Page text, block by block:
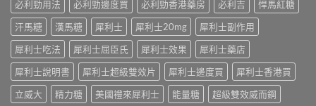
點〉
中
反
應、
生
率〉
中
與
藥
持
續
完
整
指
南：
必利勁用法
必利勁邊度買 必利勁香港藥房 必利吉
悍馬紅糖
汗馬糖
漢馬糖 犀利士 犀利士20mg
犀利士副作用
犀利士吃法
犀利士屈臣氏 犀利士效果
犀利士藥店
犀利士說明書
犀利士超級雙效片 犀利士邊度買
犀利士香港買
立威大
精力糖 美國禮來犀利士 能量糖 超級雙效威而鋼